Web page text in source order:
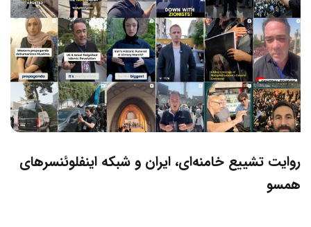
روایت تشییع خامنه‌ای، ایران و شبکه اینفلوئنسرهای
همسو